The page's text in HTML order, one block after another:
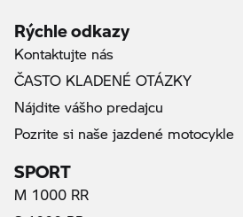
Rýchle odkazy
Kontaktujte nás
ČASTO KLADENÉ OTÁZKY
Nájdite vášho predajcu
Pozrite si naše jazdené motocykle
SPORT
M 1000 RR